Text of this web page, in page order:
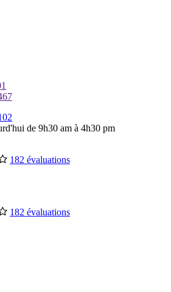
de 9h30 am à 4h30 pm
182 évaluations
182 évaluations